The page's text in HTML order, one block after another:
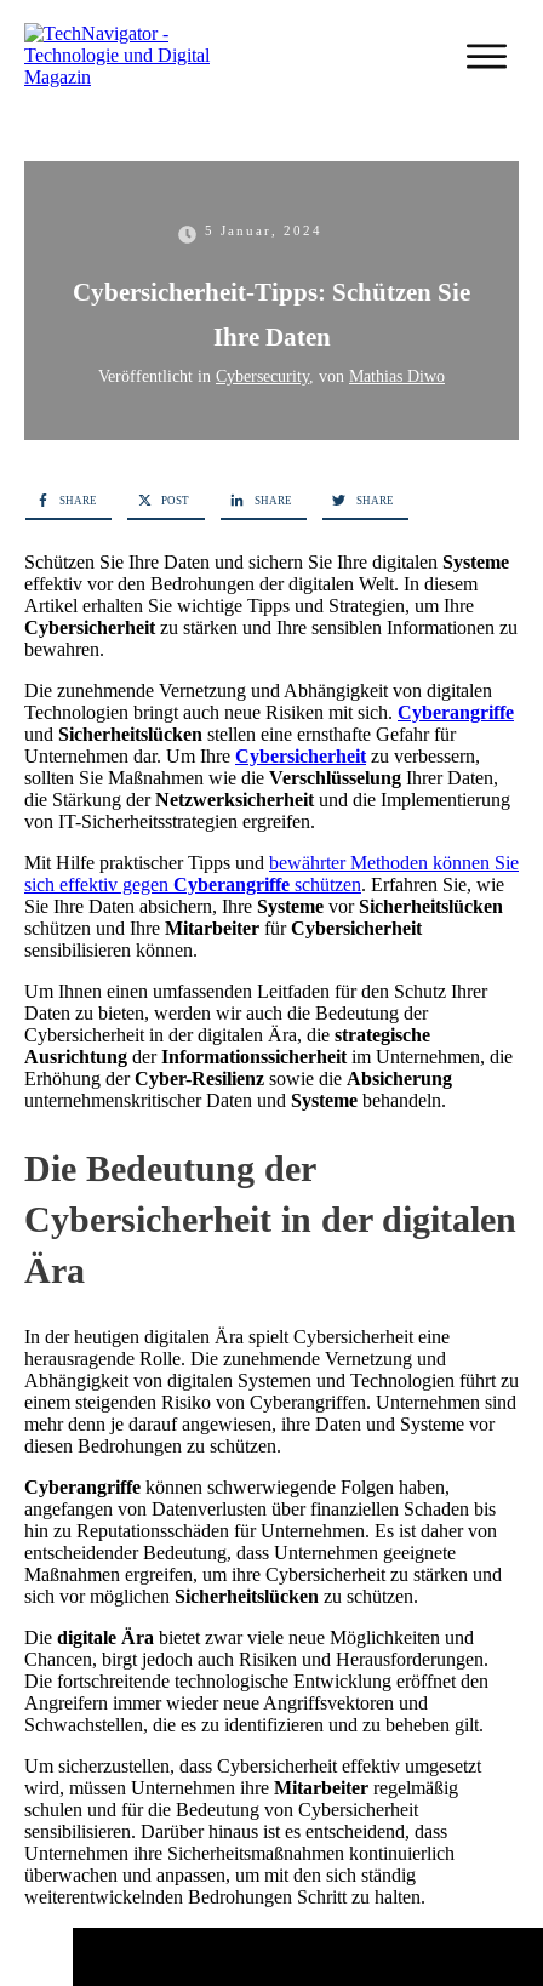
5 Januar, 2024
Cybersicherheit-Tipps: Schützen Sie
Ihre Daten
Veröffentlicht in Cybersecurity, von Mathias Diwo
SHARE POST SHARE SHARE
Schützen Sie Ihre Daten und sichern Sie Ihre digitalen Systeme
effektiv vor den Bedrohungen der digitalen Welt. In diesem
Artikel erhalten Sie wichtige Tipps und Strategien, um Ihre
Cybersicherheit zu stärken und Ihre sensiblen Informationen zu
bewahren.
Die zunehmende Vernetzung und Abhängigkeit von digitalen
Technologien bringt auch neue Risiken mit sich. Cyberangriffe
und Sicherheitslücken stellen eine ernsthafte Gefahr für
Unternehmen dar. Um Ihre Cybersicherheit zu verbessern,
sollten Sie Maßnahmen wie die Verschlüsselung Ihrer Daten,
die Stärkung derNetzwerksicherheit und die Implementierung
von IT-Sicherheitsstrategien ergreifen.
Mit Hilfe praktischer Tipps und bewährter Methoden können Sie
sich effektiv gegen Cyberangriffe schützen. Erfahren Sie, wie
Sie Ihre Daten absichern, Ihre Systeme vorSicherheitslücken
schützen und Ihre Mitarbeiter fürCybersicherheit
sensibilisieren können.
Um Ihnen einen umfassenden Leitfaden für den Schutz Ihrer
Daten zu bieten, werden wir auch die Bedeutung der
Cybersicherheit in der digitalen Ära, die strategische
Ausrichtung derInformationssicherheit im Unternehmen, die
Erhöhung derCyber-Resilienz sowie die Absicherung
unternehmenskritischer Daten und Systeme behandeln.
Die Bedeutung der
Cybersicherheit in der digitalen
Ära
In der heutigen digitalen Ära spielt Cybersicherheit eine
herausragende Rolle. Die zunehmende Vernetzung und
Abhängigkeit von digitalen Systemen und Technologien führt zu
einem steigenden Risiko von Cyberangriffen. Unternehmen sind
mehr denn je darauf angewiesen, ihre Daten und Systeme vor
diesen Bedrohungen zu schützen.
Cyberangriffe können schwerwiegende Folgen haben,
angefangen von Datenverlusten über finanziellen Schaden bis
hin zu Reputationsschäden für Unternehmen. Es ist daher von
entscheidender Bedeutung, dass Unternehmen geeignete
Maßnahmen ergreifen, um ihre Cybersicherheit zu stärken und
sich vor möglichen Sicherheitslücken zu schützen.
Die digitale Ära bietet zwar viele neue Möglichkeiten und
Chancen, birgt jedoch auch Risiken und Herausforderungen.
Die fortschreitende technologische Entwicklung eröffnet den
Angreifern immer wieder neue Angriffsvektoren und
Schwachstellen, die es zu identifizieren und zu beheben gilt.
Um sicherzustellen, dass Cybersicherheit effektiv umgesetzt
wird, müssen Unternehmen ihre Mitarbeiter regelmäßig
schulen und für die Bedeutung von Cybersicherheit
sensibilisieren. Darüber hinaus ist es entscheidend, dass
Unternehmen ihre Sicherheitsmaßnahmen kontinuierlich
überwachen und anpassen, um mit den sich ständig
weiterentwickelnden Bedrohungen Schritt zu halten.